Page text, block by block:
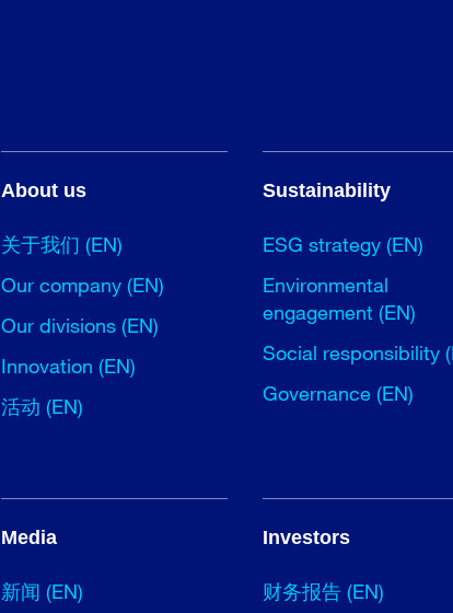
About us
关于我们 (EN)
Our company (EN)
Our divisions (EN)
Innovation (EN)
活动 (EN)
Sustainability
ESG strategy (EN)
Environmental
engagement (EN)
Social responsibility
Governance (EN)
Media
新闻 (EN)
Investors
财务报告 (EN)